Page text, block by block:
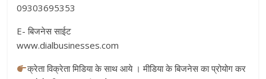
09303695353
E- बिजनेस साईट
www.dialbusinesses.com
क्रेता विक्रेता मिडिया के साथ आये । मीडिया के बिजनेस का प्रोयोग कर